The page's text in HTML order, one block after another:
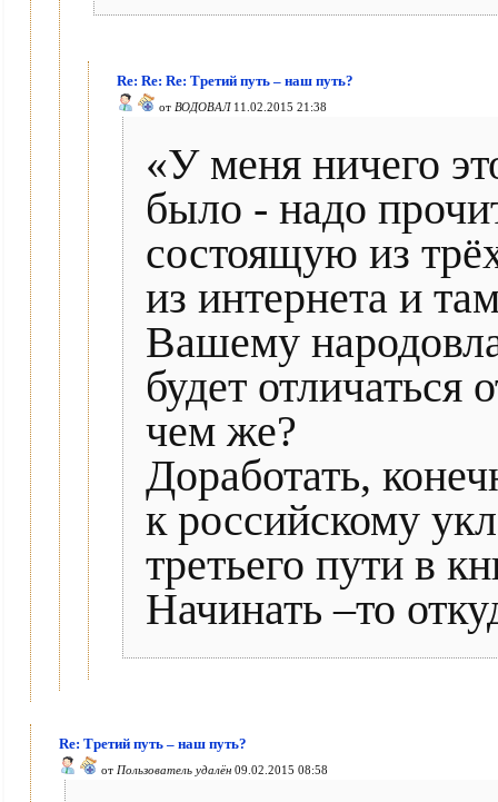
Re: Re: Re: Третий путь – наш путь?
от ВОДОВАЛ11.02.2015 21:38
«У меня ничего
было - надо
состоящую из
из интернета и
Вашему
будет отличаться
чем же?
Доработать,
к российскому
третьего пути в
Начинать –то
Re: Третий путь – наш путь?
от Пользователь удалён 09.02.2015 08:58